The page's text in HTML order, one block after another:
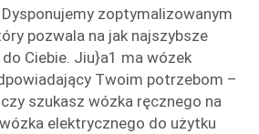
zoptymalizowanym
pozwala na jak najszybsze
Ciebie. Jiu}a1 ma wózek
Twoim potrzebom –
szukasz wózka ręcznego na
elektrycznego do użytku